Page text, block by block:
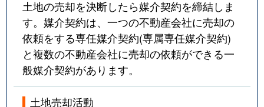
土地の売却を決断したら媒介契約を締結しま
す。媒介契約は、一つの不動産会社に売却の
依頼をする専任媒介契約(専属専任媒介契約)
と複数の不動産会社に売却の依頼ができる一
般媒介契約があります。
土地売却活動